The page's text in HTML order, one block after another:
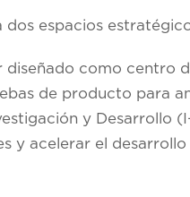
dos espacios
diseñado como centro
de producto para
y Desarrollo
y acelerar el